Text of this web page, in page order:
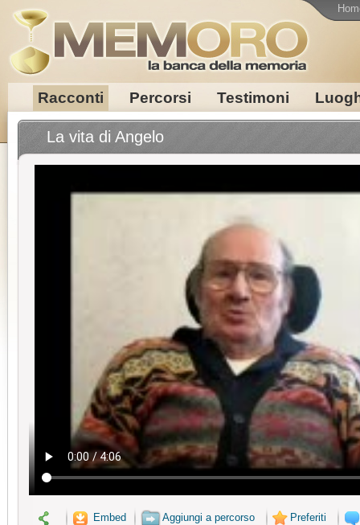
Racconti Percorsi Testimoni
La vita di Angelo
Embed Aggiungi a percorso Preferiti